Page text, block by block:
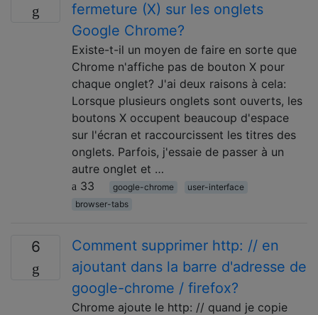
fermeture (X) sur les onglets
Google Chrome?
Existe-t-il un moyen de faire en sorte que
Chrome n'affiche pas de bouton X pour
chaque onglet? J'ai deux raisons à cela:
Lorsque plusieurs onglets sont ouverts, les
boutons X occupent beaucoup d'espace
sur l'écran et raccourcissent les titres des
onglets. Parfois, j'essaie de passer à un
autre onglet et …
33
google-chrome
user-interface
browser-tabs
6
Comment supprimer http: // en
ajoutant dans la barre d'adresse de
google-chrome / firefox?
Chrome ajoute le http: // quand je copie